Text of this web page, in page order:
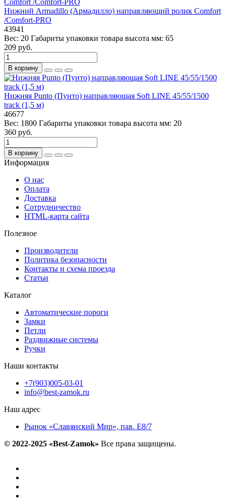
Нижний Armadillo (Армадилло) направляющий ролик Comfort
/Comfort-PRO
43941
Вес: 20 Габариты упаковки товара высота мм: 65
209 руб.
В корзину
Нижняя Punto (Пунто) направляющая Soft LINE 45/55/1500
track (1,5 м)
46677
Вес: 1800 Габариты упаковки товара высота мм: 20
360 руб.
В корзину
Информация
О нас
Оплата
Доставка
Сотрудничество
HTML-карта сайта
Полезное
Производители
Политика безопасности
Контакты и схема проезда
Статьи
Каталог
Автоматические пороги
Замки
Петли
Раздвижные системы
Ручки
Наши контакты
+7(903)005-03-01
info@best-zamok.ru
Наш адрес
Рынок «Славянский Мир», пав. Е8/7
© 2022-2025 «Best-Zamok» Все права защищены.